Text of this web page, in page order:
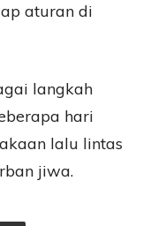
aturan di
langkah
hari
lalu lintas
jiwa.